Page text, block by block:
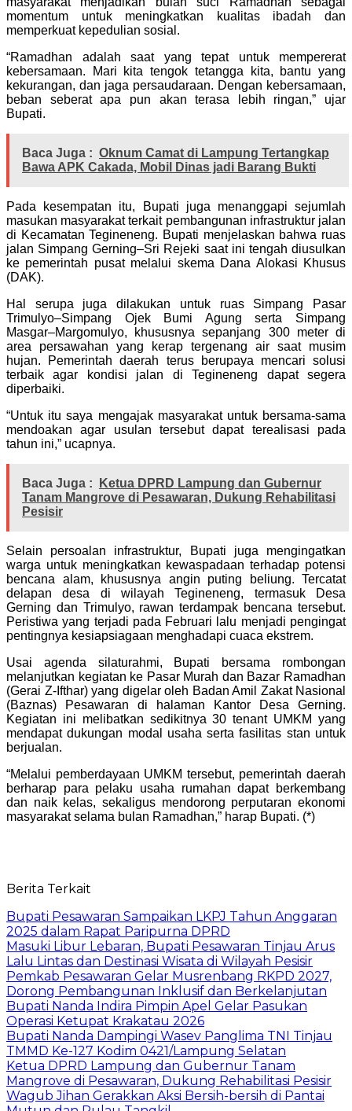
momentum untuk meningkatkan kualitas ibadah dan
memperkuat kepedulian sosial.
“Ramadhan adalah saat yang tepat untuk mempererat
kebersamaan. Mari kita tengok tetangga kita, bantu yang
kekurangan, dan jaga persaudaraan. Dengan kebersamaan,
beban seberat apa pun akan terasa lebih ringan,” ujar
Bupati.
Baca Juga : Oknum Camat di Lampung Tertangkap
Bawa APK Cakada, Mobil Dinas jadi Barang Bukti
Pada kesempatan itu, Bupati juga menanggapi sejumlah
masukan masyarakat terkait pembangunan infrastruktur jalan
di Kecamatan Tegineneng. Bupati menjelaskan bahwa ruas
jalan Simpang Gerning–Sri Rejeki saat ini tengah diusulkan
ke pemerintah pusat melalui skema Dana Alokasi Khusus
(DAK).
Hal serupa juga dilakukan untuk ruas Simpang Pasar
Trimulyo–Simpang Ojek Bumi Agung serta Simpang
Masgar–Margomulyo, khususnya sepanjang 300 meter di
area persawahan yang kerap tergenang air saat musim
hujan. Pemerintah daerah terus berupaya mencari solusi
terbaik agar kondisi jalan di Tegineneng dapat segera
diperbaiki.
“Untuk itu saya mengajak masyarakat untuk bersama-sama
mendoakan agar usulan tersebut dapat terealisasi pada
tahun ini,” ucapnya.
Baca Juga :
Ketua DPRD Lampung dan Gubernur
Tanam Mangrove di Pesawaran, Dukung Rehabilitasi
Pesisir
Selain persoalan infrastruktur, Bupati juga mengingatkan
warga untuk meningkatkan kewaspadaan terhadap potensi
bencana alam, khususnya angin puting beliung. Tercatat
delapan desa di wilayah Tegineneng, termasuk Desa
Gerning dan Trimulyo, rawan terdampak bencana tersebut.
Peristiwa yang terjadi pada Februari lalu menjadi pengingat
pentingnya kesiapsiagaan menghadapi cuaca ekstrem.
Usai agenda silaturahmi, Bupati bersama rombongan
melanjutkan kegiatan ke Pasar Murah dan Bazar Ramadhan
(Gerai Z-Ifthar) yang digelar oleh Badan Amil Zakat Nasional
(Baznas) Pesawaran di halaman Kantor Desa Gerning.
Kegiatan ini melibatkan sedikitnya 30 tenant UMKM yang
mendapat dukungan modal usaha serta fasilitas stan untuk
berjualan.
“Melalui pemberdayaan UMKM tersebut, pemerintah daerah
berharap para pelaku usaha rumahan dapat berkembang
dan naik kelas, sekaligus mendorong perputaran ekonomi
masyarakat selama bulan Ramadhan,” harap Bupati. (*)
Berita Terkait
Bupati Pesawaran Sampaikan LKPJ Tahun Anggaran
2025 dalam Rapat Paripurna DPRD
Masuki Libur Lebaran, Bupati Pesawaran Tinjau Arus
Lalu Lintas dan Destinasi Wisata di Wilayah Pesisir
Pemkab Pesawaran Gelar Musrenbang RKPD 2027,
Dorong Pembangunan Inklusif dan Berkelanjutan
Bupati Nanda Indira Pimpin Apel Gelar Pasukan
Operasi Ketupat Krakatau 2026
Bupati Nanda Dampingi Wasev Panglima TNI Tinjau
TMMD Ke-127 Kodim 0421/Lampung Selatan
Ketua DPRD Lampung dan Gubernur Tanam
Mangrove di Pesawaran, Dukung Rehabilitasi Pesisir
Wagub Jihan Gerakkan Aksi Bersih-bersih di Pantai